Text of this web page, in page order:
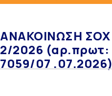
ΑΝΑΚΟΙΝΩΣΗ ΣΟΧ
2/2026 (αρ.πρωτ:
7059/07 .07.2026)